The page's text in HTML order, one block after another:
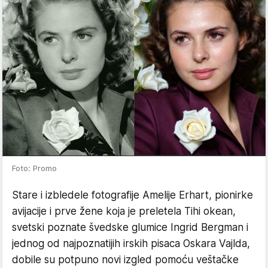
Foto: Promo
Stare i izbledele fotografije Amelije Erhart, pionirke
avijacije i prve žene koja je preletela Tihi okean,
svetski poznate švedske glumice Ingrid Bergman i
jednog od najpoznatijih irskih pisaca Oskara Vajlda,
dobile su potpuno novi izgled pomoću veštačke